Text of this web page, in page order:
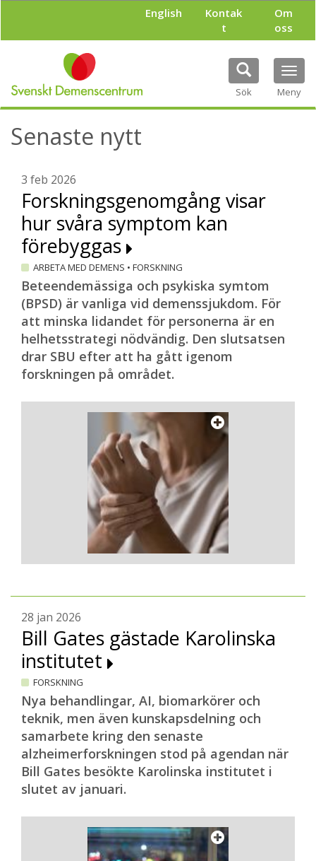
l
English
Kontak
t
Om
oss
Sök Meny
Senaste nytt
3 feb 2026
Forskningsgenomgång visar
hur svåra symptom kan
förebyggas
ARBETA MED DEMENS • FORSKNING
Beteendemässiga och psykiska symtom
(BPSD) är vanliga vid demenssjukdom. För
att minska lidandet för personerna är en
helhetsstrategi nödvändig. Den slutsatsen
drar SBU efter att ha gått igenom
forskningen på området.
28 jan 2026
Bill Gates gästade Karolinska
institutet
FORSKNING
Nya behandlingar, AI, biomarkörer och
teknik, men även kunskapsdelning och
samarbete kring den senaste
alzheimerforskningen stod på agendan när
Bill Gates besökte Karolinska institutet i
slutet av januari.